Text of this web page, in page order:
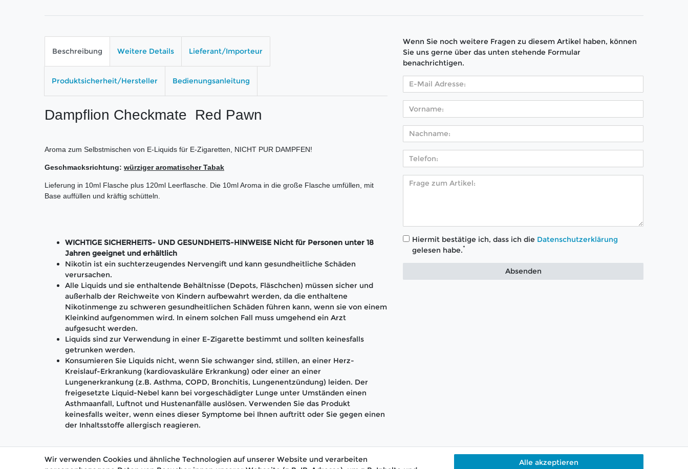
Beschreibung Weitere Details Lieferant/Importeur
Produktsicherheit/Hersteller Bedienungsanleitung
Dampflion Checkmate Red Pawn
Aroma zum Selbstmischen von E-Liquids für E-Zigaretten, NICHT PUR DAMPFEN!
Geschmacksrichtung: würziger aromatischer Tabak
Lieferung in 10ml Flasche plus 120ml Leerflasche. Die 10ml Aroma in die große Flasche umfüllen, mit
Base auffüllen und kräftig schütteln.
WICHTIGE SICHERHEITS- UND GESUNDHEITS-HINWEISE Nicht für Personen unter 18
Jahren geeignet und erhältlich
Nikotin ist ein suchterzeugendes Nervengift und kann gesundheitliche Schäden
verursachen.
Alle Liquids und sie enthaltende Behältnisse (Depots, Fläschchen) müssen sicher und
außerhalb der Reichweite von Kindern aufbewahrt werden, da die enthaltene
Nikotinmenge zu schweren gesundheitlichen Schäden führen kann, wenn sie von einem
Kleinkind aufgenommen wird. In einem solchen Fall muss umgehend ein Arzt
aufgesucht werden.
Liquids sind zur Verwendung in einer E-Zigarette bestimmt und sollten keinesfalls
getrunken werden.
Konsumieren Sie Liquids nicht, wenn Sie schwanger sind, stillen, an einer Herz-
Kreislauf-Erkrankung (kardiovaskuläre Erkrankung) oder einer an einer
Lungenerkrankung (z.B. Asthma, COPD, Bronchitis, Lungenentzündung) leiden. Der
freigesetzte Liquid-Nebel kann bei vorgeschädigter Lunge unter Umständen einen
Asthmaanfall, Luftnot und Hustenanfälle auslösen. Verwenden Sie das Produkt
keinesfalls weiter, wenn eines dieser Symptome bei Ihnen auftritt oder Sie gegen einen
der Inhaltsstoffe allergisch reagieren.
Wenn Sie noch weitere Fragen zu diesem Artikel haben, können
Sie uns gerne über das unten stehende Formular
benachrichtigen.
Hiermit bestätige ich, dass ich die Daten­schutz­erklärung
gelesen habe.*
Absenden
Wir verwenden Cookies und ähnliche Technologien auf unserer Website und verarbeiten
Alle akzeptieren